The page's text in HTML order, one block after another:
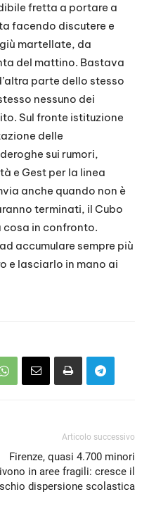
fretta a portare a
facendo discutere e
giù martellate, da
del mattino. Bastava
parte dello stesso
nessuno dei
Sul fronte istituzione
delle
sui rumori,
e Gest per la linea
anche quando non è
terminati, il Cubo
cosa in confronto.
accumulare sempre più
e lasciarlo in mano ai
Articolo successivo
Firenze, quasi 4.700 minori
in aree fragili: cresce il
dispersione scolastica